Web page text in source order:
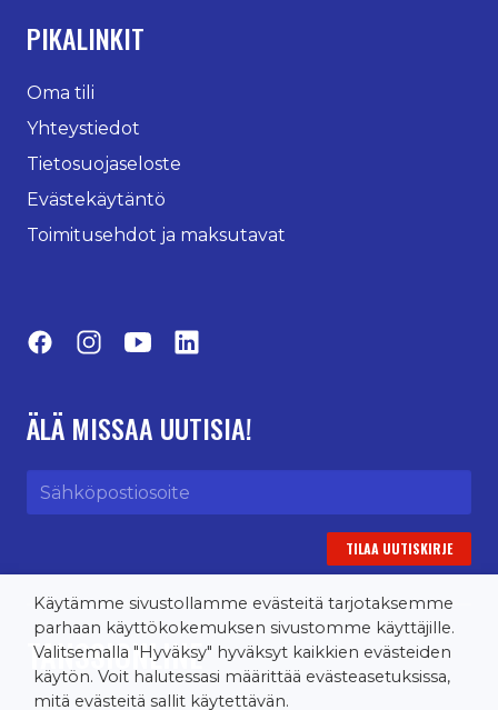
PIKALINKIT
Oma tili
Yhteystiedot
Tietosuojaseloste
Evästekäytäntö
Toimitusehdot ja maksutavat
FacebookInstagramYouTube
ÄLÄ MISSAA UUTISIA!
Sähköpostiosoite
TANSSIONLINE
Käytämme sivustollamme evästeitä tarjotaksemme
parhaan käyttökokemuksen sivustomme käyttäjille.
Valitsemalla "Hyväksy" hyväksyt kaikkien evästeiden
käytön. Voit halutessasi määrittää evästeasetuksissa,
mitä evästeitä sallit käytettävän.